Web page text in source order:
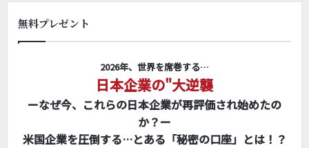
無料プレゼント
2026年、世界を席巻する…
日本企業の"大逆襲
ーなぜ今、これらの日本企業が再評価され始めたの
か？ー
米国企業を圧倒する…とある「秘密の口座」とは！？